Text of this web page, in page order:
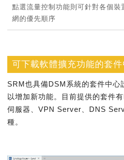
點選流量控制功能則可針對各個裝
網的優先順序
可下載軟體擴充功能的套
SRM也具備DSM系統的套件中心
以增加新功能。目前提供的套件
伺服器、VPN Server、DNS
種。